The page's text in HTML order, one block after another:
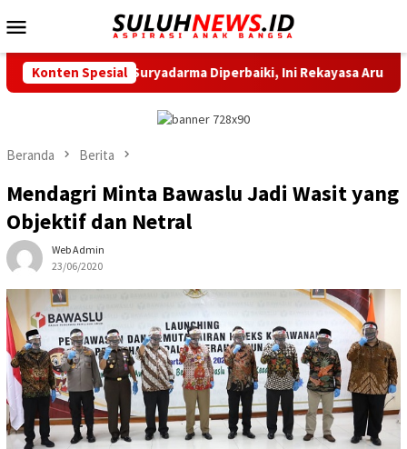
ke
Mobile
Konten Spesial
Suryadarma Diperbaiki, Ini Rekayasa Arus Kendaraannya
Beranda Berita
Mendagri Minta Bawaslu Jadi Wasit yang
Objektif dan Netral
Web Admin
23/06/2020